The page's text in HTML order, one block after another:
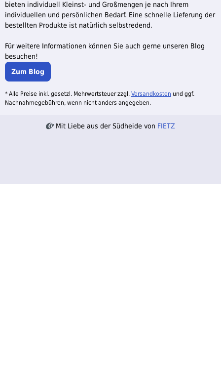
bieten individuell Kleinst- und Großmengen je nach Ihrem
individuellen und persönlichen Bedarf. Eine schnelle Lieferung der
bestellten Produkte ist natürlich selbstredend.
Für weitere Informationen können Sie auch gerne unseren Blog
besuchen!
Zum Blog
* Alle Preise inkl. gesetzl. Mehrwertsteuer zzgl. Versandkosten und ggf.
Nachnahmegebühren, wenn nicht anders angegeben.
Mit Liebe aus der Südheide von FIETZ